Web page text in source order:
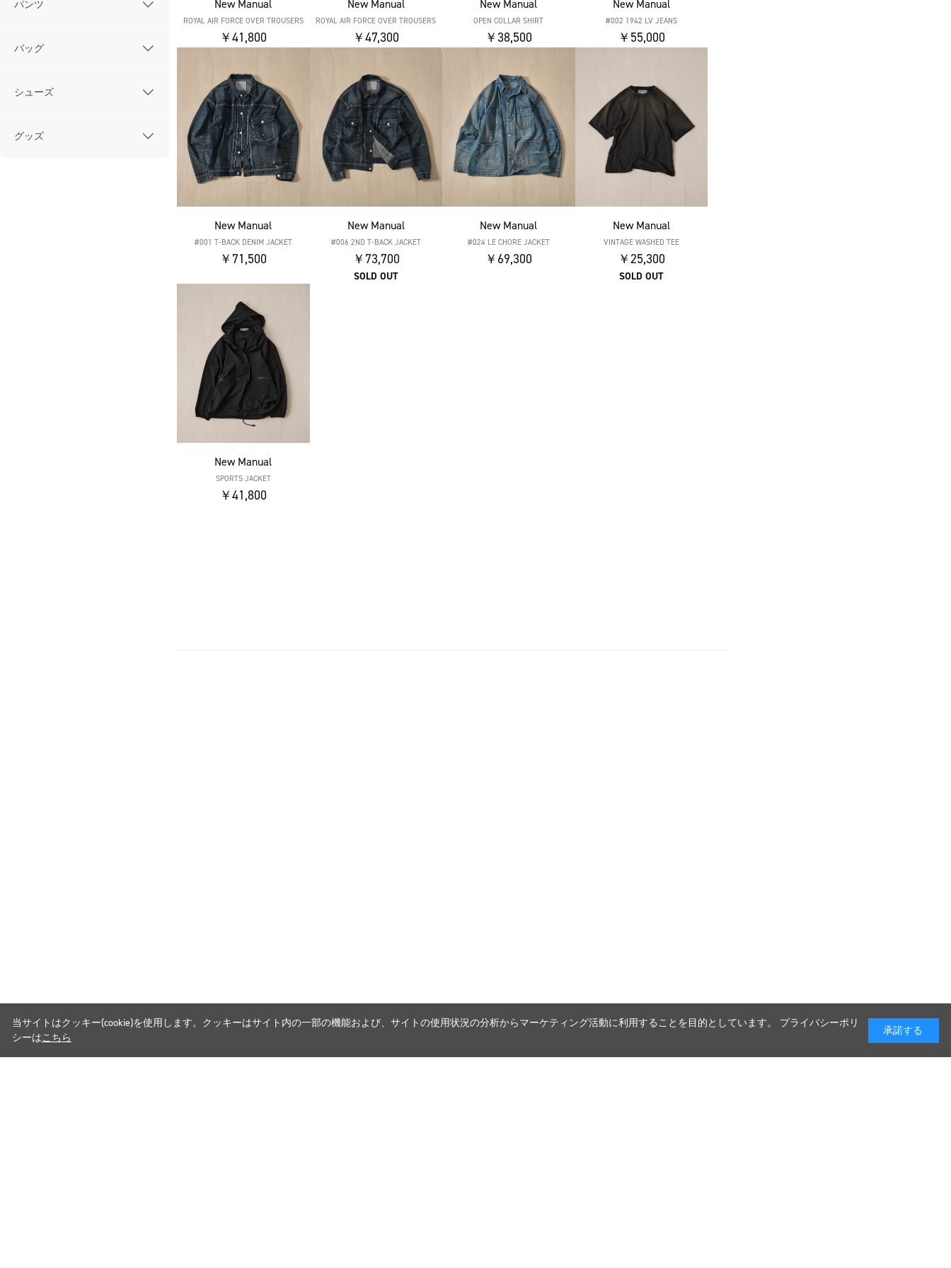
パンツ
バッグ
シューズ
グッズ
New Manual
ROYAL AIR FORCE OVER TROUSERS
￥41,800
New Manual
ROYAL AIR FORCE OVER TROUSERS
￥47,300
New Manual
OPEN COLLAR SHIRT
￥38,500
New Manual
#002 1942 LV JEANS
￥55,000
New Manual
#001 T-BACK DENIM JACKET
￥71,500
New Manual
#006 2ND T-BACK JACKET
￥73,700
SOLD OUT
New Manual
#024 LE CHORE JACKET
￥69,300
New Manual
VINTAGE WASHED TEE
￥25,300
SOLD OUT
New Manual
SPORTS JACKET
￥41,800
当サイトはクッキー(cookie)を使用します。クッキーはサイト内の一部の機能および、サイトの使用状況の分析からマーケティング活動に利用することを目的としています。 プライバシーポリ
シーはこちら
承諾する